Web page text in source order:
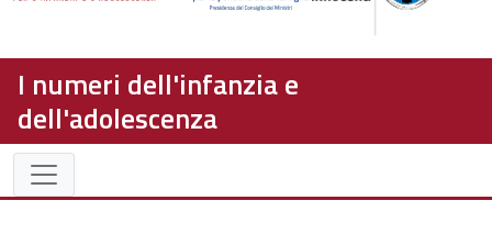
I numeri dell'infanzia e
dell'adolescenza